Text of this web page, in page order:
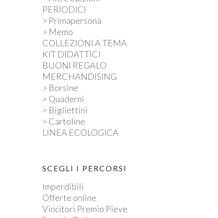
PERIODICI
> Primapersona
> Memo
COLLEZIONI A TEMA
KIT DIDATTICI
BUONI REGALO
MERCHANDISING
> Borsine
> Quaderni
> Bigliettini
> Cartoline
LINEA ECOLOGICA
SCEGLI I PERCORSI
Imperdibili
Offerte online
Vincitori Premio Pieve